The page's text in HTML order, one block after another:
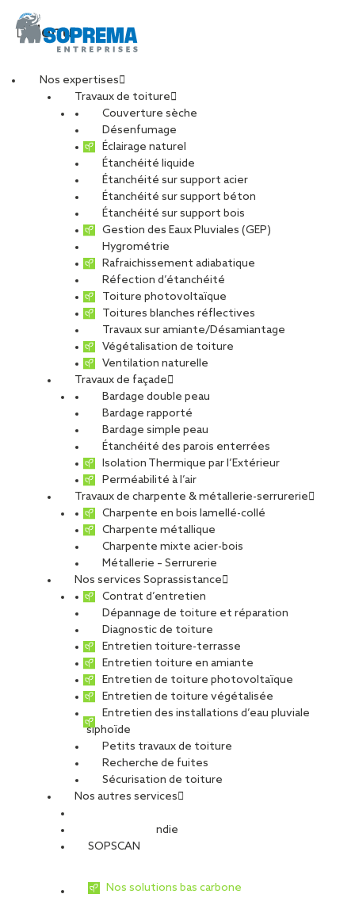
Menu
Nos expertises
Travaux de toiture
Couverture sèche
Désenfumage
Éclairage naturel
Étanchéité liquide
Étanchéité sur support acier
Étanchéité sur support béton
Étanchéité sur support bois
Gestion des Eaux Pluviales (GEP)
Hygrométrie
Rafraichissement adiabatique
Réfection d’étanchéité
Toiture photovoltaïque
Toitures blanches réflectives
Travaux sur amiante/Désamiantage
Végétalisation de toiture
Ventilation naturelle
Travaux de façade
Bardage double peau
Bardage rapporté
Bardage simple peau
Étanchéité des parois enterrées
Isolation Thermique par l’Extérieur
Perméabilité à l’air
Travaux de charpente & métallerie-serrurerie
Charpente en bois lamellé-collé
Charpente métallique
Charpente mixte acier-bois
Métallerie – Serrurerie
Nos services Soprassistance
Contrat d’entretien
Dépannage de toiture et réparation
Diagnostic de toiture
Entretien toiture-terrasse
Entretien toiture en amiante
Entretien de toiture photovoltaïque
Entretien de toiture végétalisée
Entretien des installations d’eau pluviale
siphoïde
Petits travaux de toiture
Recherche de fuites
Sécurisation de toiture
Nos autres services
Sécurité Incendie
SOPSCAN
Nos solutions bas carbone
04440818-d61d-
462c-8e20-
76bd3a651938
PARTAGER
14 novembre 2024